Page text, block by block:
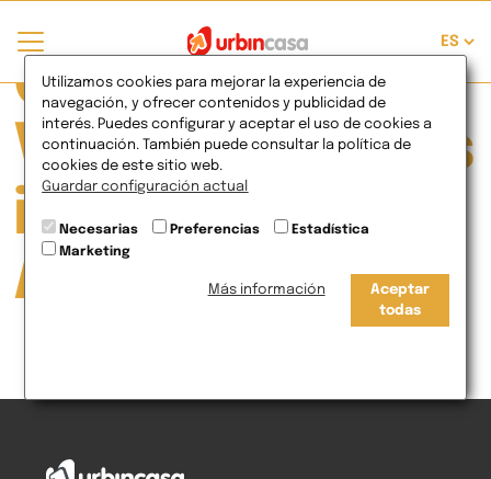
Currently
Viewing Posts
in vivir en
Alicante
Utilizamos cookies para mejorar la experiencia de
navegación, y ofrecer contenidos y publicidad de
interés. Puedes configurar y aceptar el uso de cookies a
continuación. También puede consultar la política de
cookies de este sitio web.
Guardar configuración actual
Necesarias Preferencias
Estadística
Marketing
Más información
Aceptar
todas